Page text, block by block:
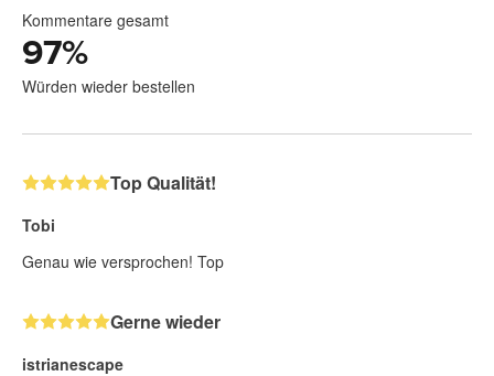
Kommentare gesamt
97%
Würden wieder bestellen
Top Qualität!
Tobi
Genau wie versprochen! Top
Gerne wieder
istrianescape